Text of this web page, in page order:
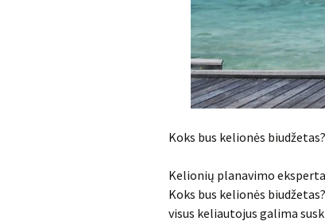
Koks bus kelionės biudžetas?
Kelionių planavimo
Koks bus kelionės
visus keliautojus galima